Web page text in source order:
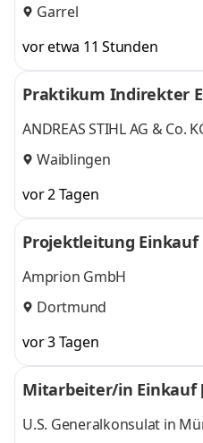
Garrel
vor etwa 11 Stunden
Praktikum Indirekter
ANDREAS STIHL AG & Co.
Waiblingen
vor 2 Tagen
Projektleitung Einkauf
Amprion GmbH
Dortmund
vor 3 Tagen
Mitarbeiter/in Einkauf
U.S. Generalkonsulat in